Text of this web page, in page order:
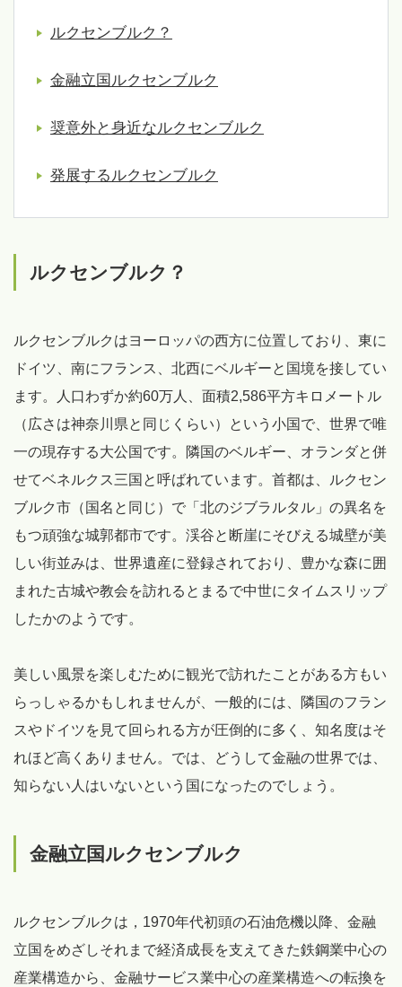
ルクセンブルク？
金融立国ルクセンブルク
奨意外と身近なルクセンブルク
発展するルクセンブルク
ルクセンブルク？
ルクセンブルクはヨーロッパの西方に位置しており、東に
ドイツ、南にフランス、北西にベルギーと国境を接してい
ます。人口わずか約60万人、面積2,586平方キロメートル
（広さは神奈川県と同じくらい）という小国で、世界で唯
一の現存する大公国です。隣国のベルギー、オランダと併
せてベネルクス三国と呼ばれています。首都は、ルクセン
ブルク市（国名と同じ）で「北のジブラルタル」の異名を
もつ頑強な城郭都市です。渓谷と断崖にそびえる城壁が美
しい街並みは、世界遺産に登録されており、豊かな森に囲
まれた古城や教会を訪れるとまるで中世にタイムスリップ
したかのようです。
美しい風景を楽しむために観光で訪れたことがある方もい
らっしゃるかもしれませんが、一般的には、隣国のフラン
スやドイツを見て回られる方が圧倒的に多く、知名度はそ
れほど高くありません。では、どうして金融の世界では、
知らない人はいないという国になったのでしょう。
金融立国ルクセンブルク
ルクセンブルクは，1970年代初頭の石油危機以降、金融
立国をめざしそれまで経済成長を支えてきた鉄鋼業中心の
産業構造から、金融サービス業中心の産業構造への転換を